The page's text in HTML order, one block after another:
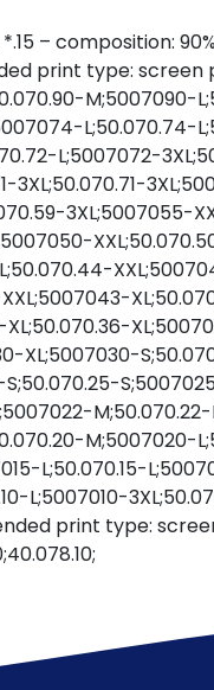
– composition:
print type:
L;50.070.74-
L;5007072-
3XL;50.070.71-
3XL;5007055-
XL;5007030-
M;5007020-
L;50.070.15-
L;5007010-
print type: